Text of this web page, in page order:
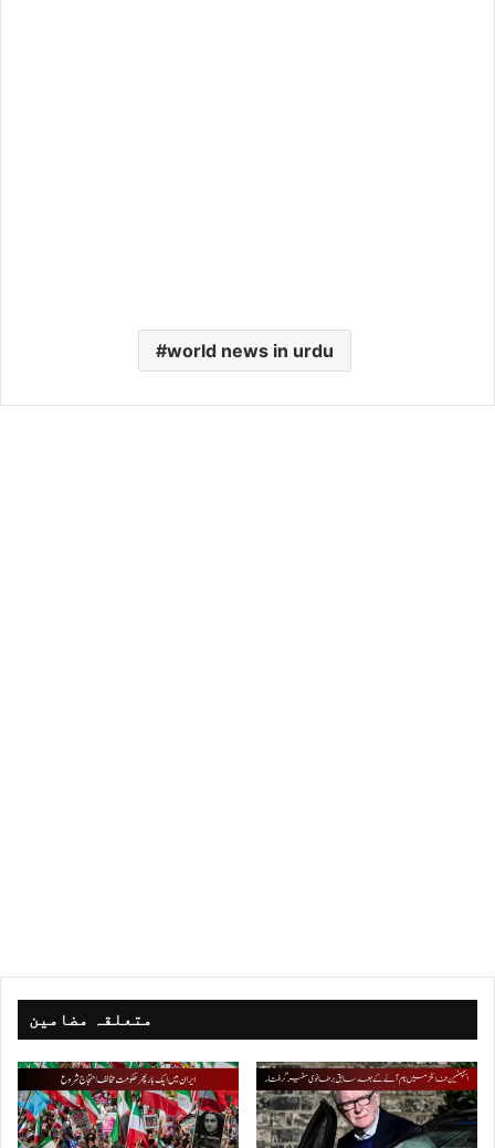
world news in urdu
متعلقہ مضامین